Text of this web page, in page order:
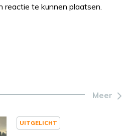
reactie te kunnen plaatsen.
Meer
UITGELICHT